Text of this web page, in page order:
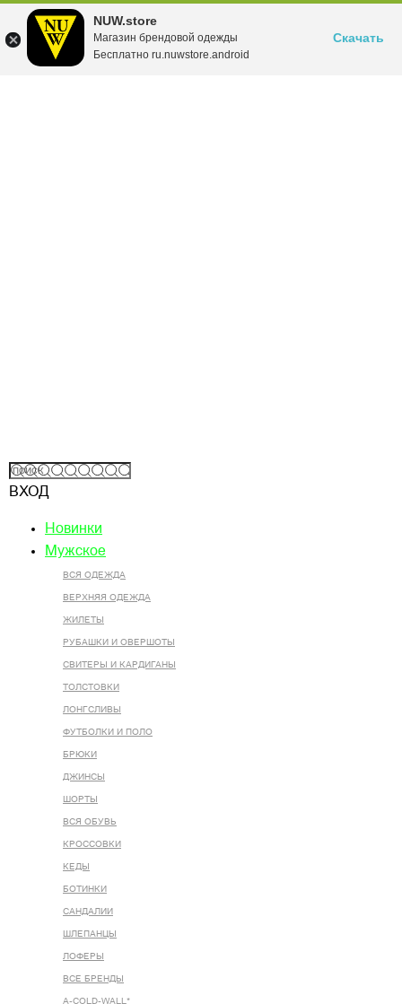
NUW.store
Магазин брендовой одежды
Бесплатно ru.nuwstore.android
Скачать
ВХОД
Новинки
Мужское
ВСЯ ОДЕЖДА
ВЕРХНЯЯ ОДЕЖДА
ЖИЛЕТЫ
РУБАШКИ И ОВЕРШОТЫ
СВИТЕРЫ И КАРДИГАНЫ
ТОЛСТОВКИ
ЛОНГСЛИВЫ
ФУТБОЛКИ И ПОЛО
БРЮКИ
ДЖИНСЫ
ШОРТЫ
ВСЯ ОБУВЬ
КРОССОВКИ
КЕДЫ
БОТИНКИ
САНДАЛИИ
ШЛЕПАНЦЫ
ЛОФЕРЫ
ВСЕ БРЕНДЫ
A-COLD-WALL*